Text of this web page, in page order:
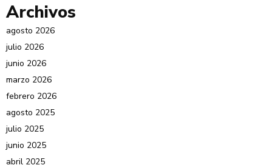
Archivos
agosto 2026
julio 2026
junio 2026
marzo 2026
febrero 2026
agosto 2025
julio 2025
junio 2025
abril 2025